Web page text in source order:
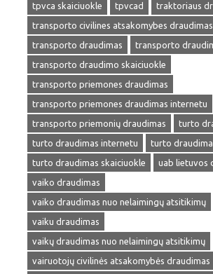
tpvca skaiciuokle
tpvcad
traktoriaus
transporto civilines atsakomybes draudimas
transporto draudimas
transporto
transporto draudimo skaiciuokle
transporto priemones draudimas
transporto priemones draudimas internetu
transporto priemonių draudimas
turto
turto draudimas internetu
turto
turto draudimas skaiciuokle
uab lietuvos
vaiko draudimas
vaiko draudimas nuo nelaimingų atsitikimų
vaiku draudimas
vaikų draudimas nuo nelaimingų atsitikimų
vairuotojų civilinės atsakomybės draudimas